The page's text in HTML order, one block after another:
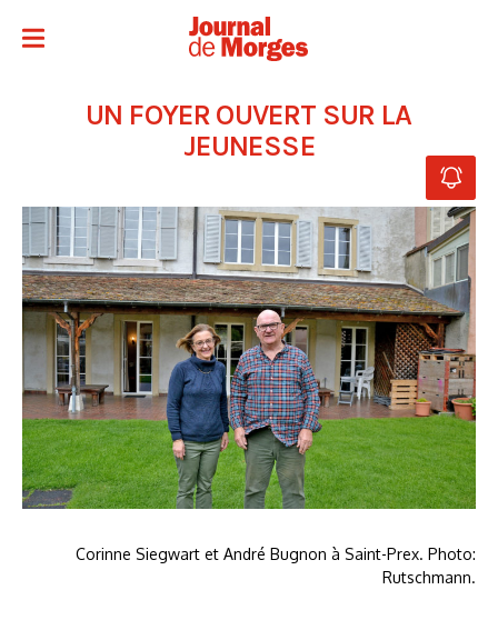
UN FOYER OUVERT SUR LA
JEUNESSE
Corinne Siegwart et André Bugnon à Saint-Prex. Photo:
Rutschmann.